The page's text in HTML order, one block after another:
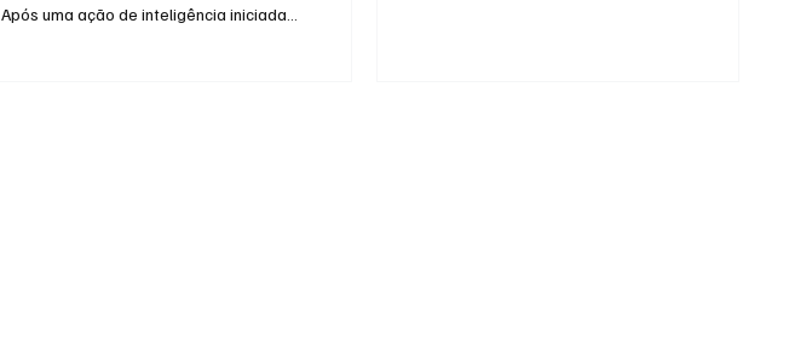
Após uma ação de inteligência iniciada